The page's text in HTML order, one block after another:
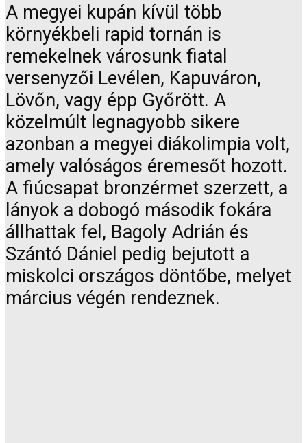
A megyei kupán kívül több
környékbeli rapid tornán is
remekelnek városunk fiatal
versenyzői Levélen, Kapuváron,
Lövőn, vagy épp Győrött. A
közelmúlt legnagyobb sikere
azonban a megyei diákolimpia volt,
amely valóságos éremesőt hozott.
A fiúcsapat bronzérmet szerzett, a
lányok a dobogó második fokára
állhattak fel, Bagoly Adrián és
Szántó Dániel pedig bejutott a
miskolci országos döntőbe, melyet
március végén rendeznek.